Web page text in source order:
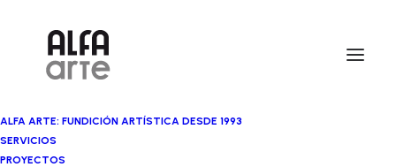
ALFA ARTE: FUNDICIÓN ARTÍSTICA DESDE 1993
SERVICIOS
PROYECTOS